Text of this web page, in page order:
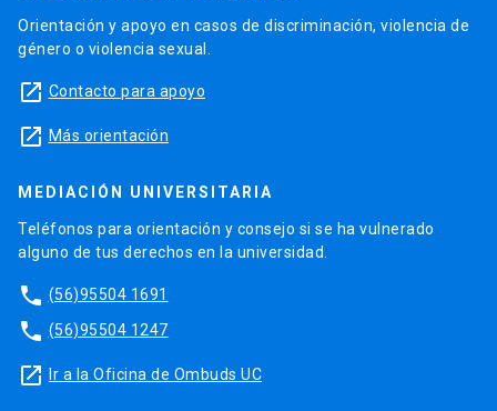
Orientación y apoyo en casos de discriminación, violencia de
género o violencia sexual.
launch Contacto para apoyo
launch Más orientación
MEDIACIÓN UNIVERSITARIA
Teléfonos para orientación y consejo si se ha vulnerado
alguno de tus derechos en la universidad.
phone (56)95504 1691
phone (56)95504 1247
launch Ir a la Oficina de Ombuds UC